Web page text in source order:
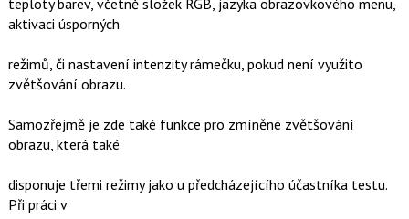
aktivaci úsporných
režimů, či nastavení intenzity rámečku, pokud není využito
zvětšování obrazu.
Samozřejmě je zde také funkce pro zmíněné zvětšování
obrazu, která také
disponuje třemi režimy jako u předcházejícího účastníka testu.
Při práci v